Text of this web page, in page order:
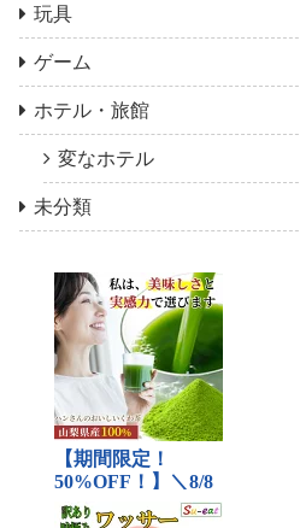
玩具
ゲーム
ホテル・旅館
変なホテル
未分類